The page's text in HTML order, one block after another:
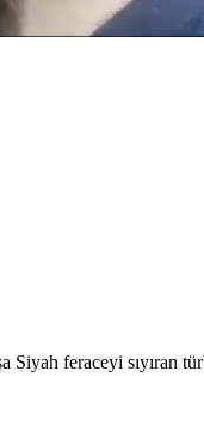
feraceyi sıyıran